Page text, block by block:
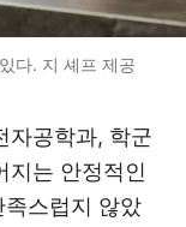
다. 지 셰프 제공
자공학과, 학군
지는 안정적인
스럽지 않았